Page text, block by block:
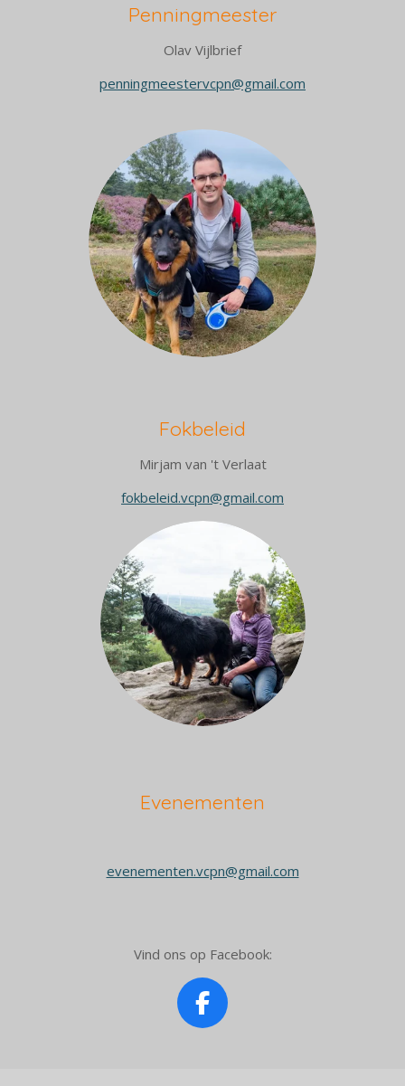
Penningmeester
Olav Vijlbrief
penningmeestervcpn@gmail.com
Fokbeleid
Mirjam van 't Verlaat
fokbeleid.vcpn@gmail.com
Evenementen
evenementen.vcpn@gmail.com
Vind ons op Facebook:
F